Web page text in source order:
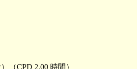
（CPD 2.00 時間）